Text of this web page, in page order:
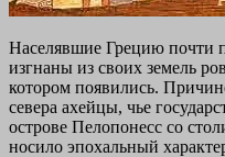
Населявшие Грецию почти
изгнаны из своих земель
котором появились.
севера ахейцы, чье
острове Пелопонесс со
носило эпохальный